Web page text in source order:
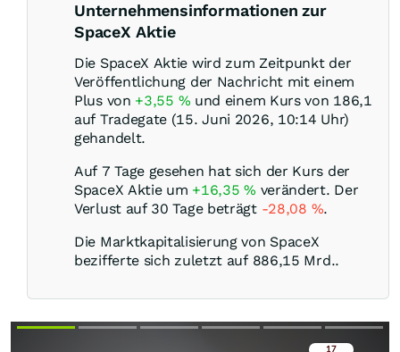
Unternehmensinformationen zur
SpaceX Aktie
Die SpaceX Aktie wird zum Zeitpunkt der
Veröffentlichung der Nachricht mit einem
Plus von +3,55 % und einem Kurs von 186,1
auf Tradegate (15. Juni 2026, 10:14 Uhr)
gehandelt.
Auf 7 Tage gesehen hat sich der Kurs der
SpaceX Aktie um +16,35% verändert. Der
Verlust auf 30 Tage beträgt -28,08 %.
Die Marktkapitalisierung von SpaceX
bezifferte sich zuletzt auf 886,15 Mrd..